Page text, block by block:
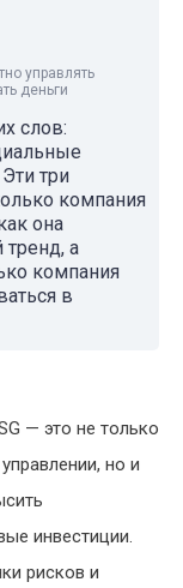
управлять
деньги
слов:
три
компания
она
тренд, а
компания
в
— это не только
но и
инвестиции.
рисков и